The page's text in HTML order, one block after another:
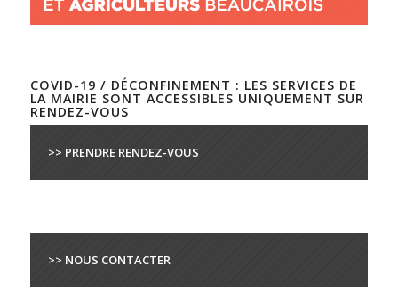
COVID-19 / DÉCONFINEMENT : LES SERVICES DE
LA MAIRIE SONT ACCESSIBLES UNIQUEMENT SUR
RENDEZ-VOUS
>> PRENDRE RENDEZ-VOUS
>> NOUS CONTACTER